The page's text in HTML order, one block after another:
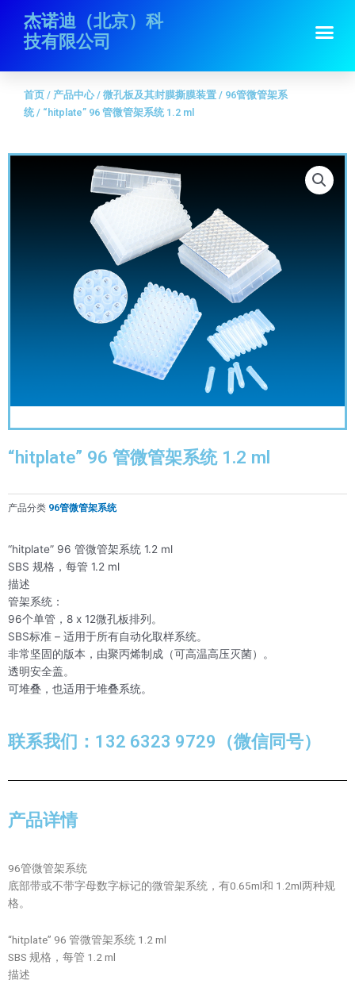
杰诺迪（北京）科
技有限公司
首页/产品中心 微孔板及其封膜撕膜装置
96 管微管架系统 1.2 ml
首页 / 产品中心/ 微孔板及其封膜撕膜装置 / 96管微管架系
统 / “hitplate” 96 管微管架系统 1.2 ml
“hitplate” 96 管微管架系统 1.2 ml
产品分类 96管微管架系统
“hitplate” 96 管微管架系统 1.2 ml
SBS 规格，每管 1.2 ml
描述
管架系统：
96个单管，8 x 12微孔板排列。
SBS标准 – 适用于所有自动化取样系统。
非常坚固的版本，由聚丙烯制成（可高温高压灭菌）。
透明安全盖。
可堆叠，也适用于堆叠系统。
联系我们：132 6323 9729（微信同号）
产品详情
96管微管架系统
底部带或不带字母数字标记的微管架系统，有0.65ml和 1.2ml两种规
格。
“hitplate” 96 管微管架系统 1.2 ml
SBS 规格，每管 1.2 ml
描述